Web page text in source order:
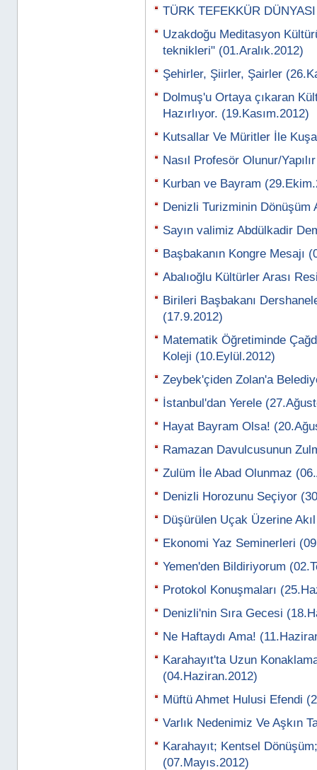
TÜRK TEFEKKÜR
Uzakdoğu Meditasyon
teknikleri" (01.Aralık.2012)
Şehirler, Şiirler, Şairler
Dolmuş'u Ortaya çıkaran
Hazırlıyor. (19.Kasım.2012)
Kutsallar Ve Müritler İle
Nasıl Profesör Olunur/
Kurban ve Bayram
Denizli Turizminin Dönüşüm
Sayın valimiz Abdülkadir
Başbakanın Kongre Mesajı
Abalıoğlu Kültürler Arası
Birileri Başbakanı
(17.9.2012)
Matematik Öğretiminde
Koleji (10.Eylül.2012)
Zeybek'çiden Zolan'a
İstanbul'dan Yerele
Hayat Bayram Olsa!
Ramazan Davulcusunun
Zulüm İle Abad Olunmaz
Denizli Horozunu Seçiyor
Düşürülen Uçak Üzerine
Ekonomi Yaz Seminerleri
Yemen'den Bildiriyorum
Protokol Konuşmaları
Denizli'nin Sıra Gecesi
Ne Haftaydı Ama!
Karahayıt'ta Uzun
(04.Haziran.2012)
Müftü Ahmet Hulusi Efendi
Varlık Nedenimiz Ve Aşkın
Karahayıt; Kentsel
(07.Mayıs.2012)